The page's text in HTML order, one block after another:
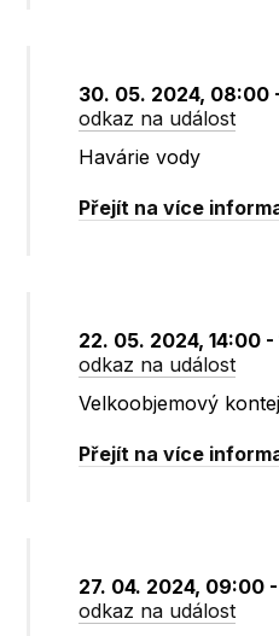
30. 05. 2024, 08:00
odkaz na událost
Havárie vody
Přejít na více
22. 05. 2024, 14:00 -
odkaz na událost
Velkoobjemový
Přejít na více
27. 04. 2024, 09:00
odkaz na událost